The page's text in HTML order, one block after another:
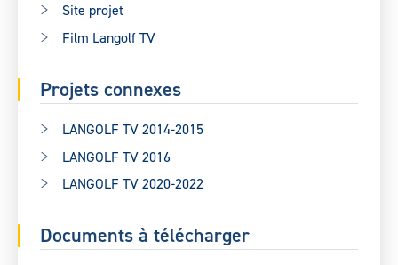
Site projet
Film Langolf TV
Projets connexes
LANGOLF TV 2014-2015
LANGOLF TV 2016
LANGOLF TV 2020-2022
Documents à télécharger